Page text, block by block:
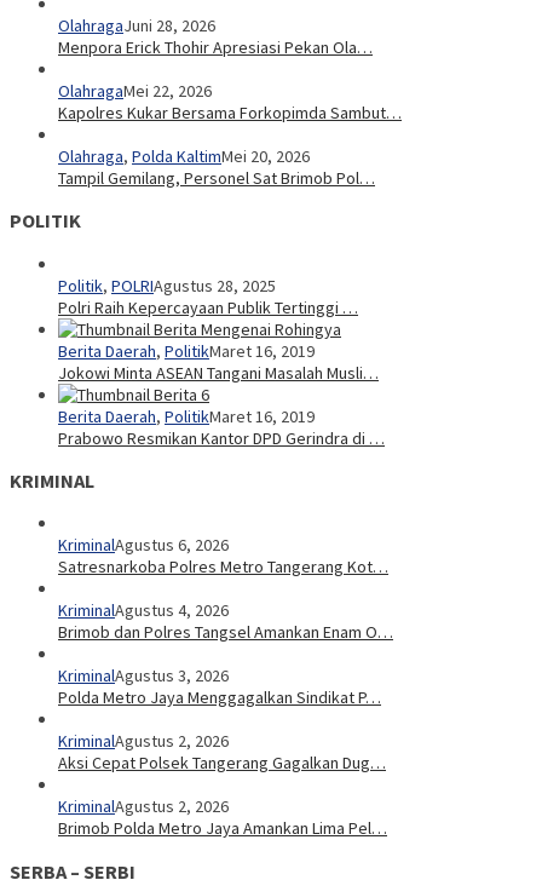
OlahragaJuni 28, 2026
Menpora Erick Thohir Apresiasi Pekan Ola…
OlahragaMei 22, 2026
Kapolres Kukar Bersama Forkopimda Sambut…
Olahraga, Polda KaltimMei 20, 2026
Tampil Gemilang, Personel Sat Brimob Pol…
POLITIK
Politik, POLRIAgustus 28, 2025
Polri Raih Kepercayaan Publik Tertinggi …
Berita Daerah, PolitikMaret 16, 2019
Jokowi Minta ASEAN Tangani Masalah Musli…
Berita Daerah, PolitikMaret 16, 2019
Prabowo Resmikan Kantor DPD Gerindra di …
KRIMINAL
KriminalAgustus 6, 2026
Satresnarkoba Polres Metro Tangerang Kot…
KriminalAgustus 4, 2026
Brimob dan Polres Tangsel Amankan Enam O…
KriminalAgustus 3, 2026
Polda Metro Jaya Menggagalkan Sindikat P…
KriminalAgustus 2, 2026
Aksi Cepat Polsek Tangerang Gagalkan Dug…
KriminalAgustus 2, 2026
Brimob Polda Metro Jaya Amankan Lima Pel…
SERBA – SERBI